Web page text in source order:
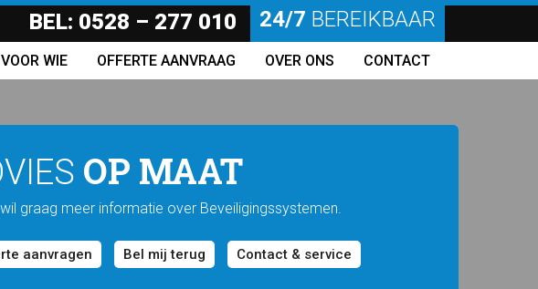
BEL: 0528 – 277 010 24/7 BEREIKBAAR
VOOR WIE OFFERTE AANVRAAG OVER ONS CONTACT
OP MAAT
graag meer informatie over Beveiligingssystemen.
aanvragen Bel mij terug Contact & service